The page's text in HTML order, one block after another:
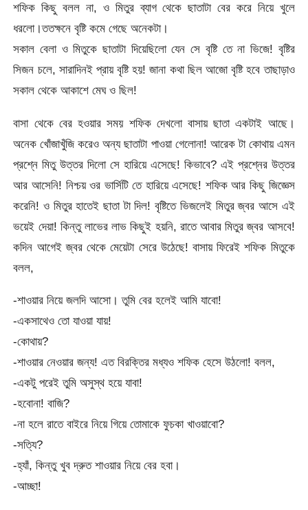
শফিক কিছু বলল না, ও মিতুর ব্যাগ থেকে ছাতাটা বের করে নিয়ে খুলে
ধরলো।ততক্ষনে বৃষ্টি কমে গেছে অনেকটা।
সকাল বেলা ও মিতুকে ছাতাটা দিয়েছিলো যেন সে বৃষ্টি তে না ভিজে! বৃষ্টির
সিজন চলে, সারাদিনই প্রায় বৃষ্টি হয়! জানা কথা ছিল আজো বৃষ্টি হবে তাছাড়াও
সকাল থেকে আকাশে মেঘ ও ছিল!
বাসা থেকে বের হওয়ার সময় শফিক দেখলো বাসায় ছাতা একটাই আছে।
অনেক খোঁজাখুঁজি করেও অন্য ছাতাটা পাওয়া গেলোনা! আরেক টা কোথায় এমন
প্রশ্নে মিতু উত্তর দিলো সে হারিয়ে এসেছে! কিভাবে? এই প্রশ্নের উত্তর
আর আসেনি! নিশ্চয় ওর ভার্সিটি তে হারিয়ে এসেছে! শফিক আর কিছু জিজ্ঞেস
করেনি! ও মিতুর হাতেই ছাতা টা দিল! বৃষ্টিতে ভিজলেই মিতুর জ্বর আসে এই
ভয়েই দেয়া! কিন্তু লাভের লাভ কিছুই হয়নি, রাতে আবার মিতুর জ্বর আসবে!
কদিন আগেই জ্বর থেকে মেয়েটা সেরে উঠেছে! বাসায় ফিরেই শফিক মিতুকে
বলল,
-শাওয়ার নিয়ে জলদি আসো। তুমি বের হলেই আমি যাবো!
-একসাথেও তো যাওয়া যায়!
-কোথায়?
-শাওয়ার নেওয়ার জন্য! এত বিরক্তির মধ্যও শফিক হেসে উঠলো! বলল,
-একটু পরেই তুমি অসুস্থ হয়ে যাবা!
-হবোনা! বাজি?
-না হলে রাতে বাইরে নিয়ে গিয়ে তোমাকে ফুচকা খাওয়াবো?
-সত্যি?
-হ্যাঁ, কিন্তু খুব দ্রুত শাওয়ার নিয়ে বের হবা।
-আচ্ছা!